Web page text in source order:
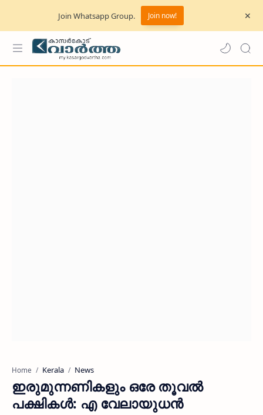
Join Whatsapp Group. Join now!
Home Kerala News
ഇരുമുന്നണികളും ഒരേ തൂവല്‍
പക്ഷികള്‍: എ വേലായുധന്‍